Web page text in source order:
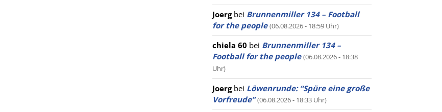
Joergbei Brunnenmiller 134 – Football
for the people (06.08.2026 - 18:59 Uhr)
chiela 60 bei Brunnenmiller 134 –
Football for the people (06.08.2026 - 18:38
Uhr)
Joergbei Löwenrunde: “Spüre eine große
Vorfreude” (06.08.2026 - 18:33 Uhr)